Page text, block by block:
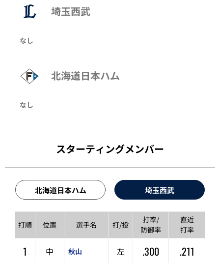
埼玉西武
なし
北海道日本ハム
なし
スターティングメンバー
北海道日本ハム 埼玉西武
打順 位置 選手名 打/投
打率/
防御率
直近
打率
1 中 秋山 左 .300
.211